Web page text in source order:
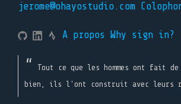
jerome@ohayostudio.com
A propos Why sign in?
Tout ce que les hommes ont fait de
bien, ils l'ont construit avec leurs